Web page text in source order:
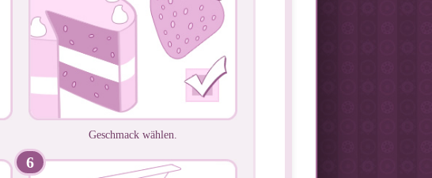
Geschmack wählen.
6